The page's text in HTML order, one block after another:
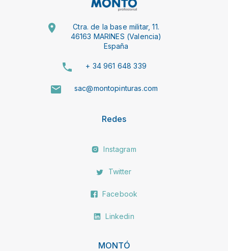
Ctra. de la base militar, 11.
46163 MARINES (Valencia)
España
+ 34 961 648 339
sac@montopinturas.com
Redes
Instagram
Twitter
Facebook
Linkedin
MONTÓ